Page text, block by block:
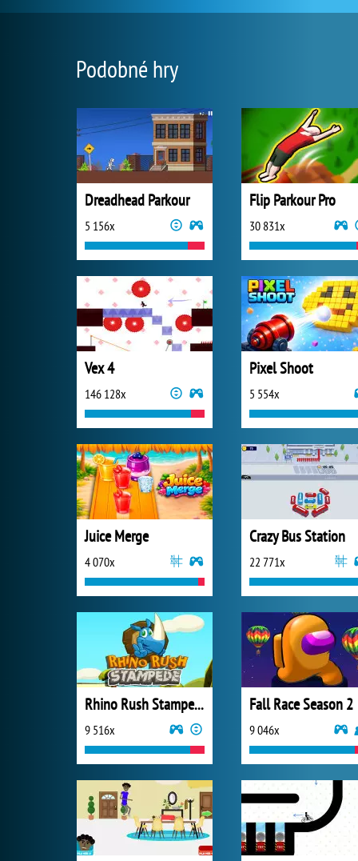
Podobné hry
Dreadhead Parkour
5 156x
Flip Parkour Pro
30 831x
Vex 4
146 128x
Pixel Shoot
5 554x
Juice Merge
4 070x
Crazy Bus Station
22 771x
Rhino Rush Stampede Online
9 516x
Fall Race Season 2
9 046x